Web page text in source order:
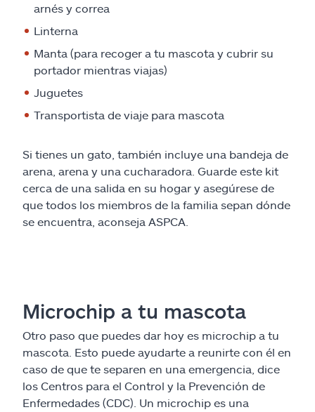
arnés y correa
Linterna
Manta (para recoger a tu mascota y cubrir su
portador mientras viajas)
Juguetes
Transportista de viaje para mascota
Si tienes un gato, también incluye una bandeja de
arena, arena y una cucharadora. Guarde este kit
cerca de una salida en su hogar y asegúrese de
que todos los miembros de la familia sepan dónde
se encuentra, aconseja ASPCA.
Microchip a tu mascota
Otro paso que puedes dar hoy es microchip a tu
mascota. Esto puede ayudarte a reunirte con él en
caso de que te separen en una emergencia, dice
los Centros para el Control y la Prevención de
Enfermedades (CDC). Un microchip es una